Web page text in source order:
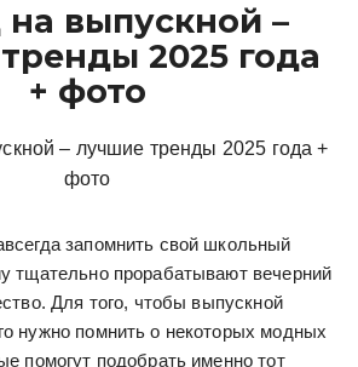
выпускной –
2025 года
+ фото
запомнить свой школьный
тщательно прорабатывают вечерний
Для того, чтобы выпускной
нужно помнить о некоторых модных
помогут подобрать именно тот